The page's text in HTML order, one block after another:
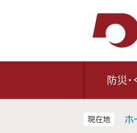
防災・
現在地 ホ